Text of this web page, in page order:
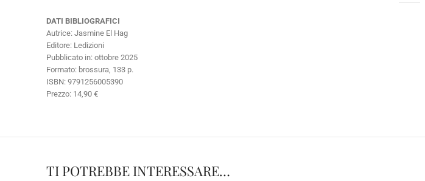
DATI BIBLIOGRAFICI
Autrice: Jasmine El Hag
Editore: Ledizioni
Pubblicato in: ottobre 2025
Formato: brossura, 133 p.
ISBN: 9791256005390
Prezzo: 14,90 €
TI POTREBBE INTERESSARE…